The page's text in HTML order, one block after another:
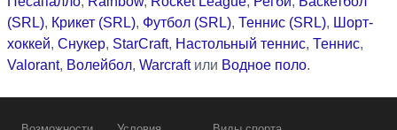
(SRL), Крикет (SRL), Футбол (SRL), Теннис (SRL), Шорт-
хоккей, Снукер, StarCraft, Настольный теннис, Теннис,
Valorant, Волейбол, Warcraftили Водное поло.